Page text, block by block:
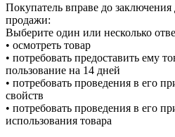
Покупатель вправе до
продажи:
Выберите один или несколько
• осмотреть товар
• потребовать предоставить ему
пользование на 14 дней
• потребовать проведения в его
свойств
• потребовать проведения в его
использования товара